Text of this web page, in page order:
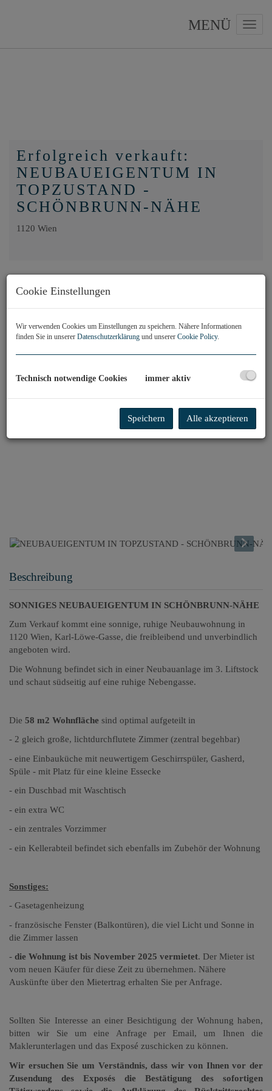
Erfolgreich verkauft:
NEUBAUEIGENTUM IN
TOPZUSTAND -
SCHÖNBRUNN-NÄHE
1120 Wien
Beschreibung
SONNIGES NEUBAUEIGENTUM IN SCHÖNBRUNN-NÄHE
Zum Verkauf kommt eine sonnige, ruhige Neubauwohnung in
1120 Wien, Karl-Löwe-Gasse, die freibleibend und unverbindlich
angeboten wird.
Die Wohnung befindet sich in einer Neubauanlage im 3. Liftstock
und schaut südseitig auf eine ruhige Nebengasse.
Die 58 m2 Wohnfläche sind optimal aufgeteilt in
- 2 gleich große, lichtdurchflutete Zimmer (zentral begehbar)
- eine Einbauküche mit neuwertigem Geschirrspüler, Gasherd,
Spüle - mit Platz für eine kleine Essecke
- ein Duschbad mit Waschtisch
- ein extra WC
- ein zentrales Vorzimmer
- ein Kellerabteil befindet sich ebenfalls im Zubehör der Wohnung
Sonstiges:
- Gasetagenheizung
- französische Fenster (Balkontüren), die viel Licht und Sonne in
die Zimmer lassen
- die Wohnung ist bis November 2025 vermietet. Der Mieter ist
vom neuen Käufer für diese Zeit zu übernehmen. Nähere
Auskünfte über den Mietertrag erhalten Sie per Anfrage.
Sollten Sie Interesse an einer Besichtigung der Wohnung haben,
bitten wir Sie um eine Anfrage per Email, um Ihnen die
Maklerunterlagen und das Exposé zuschicken zu können.
Wir ersuchen Sie um Verständnis, dass wir von Ihnen vor der
Zusendung des Exposés die Bestätigung des sofortigen
Cookie Einstellungen
Wir verwenden Cookies um Einstellungen zu speichern. Nähere Informationen
finden Sie in unserer Datenschutzerklärung und unserer Cookie Policy.
Technisch notwendige Cookies immer aktiv
Speichern Alle akzeptieren